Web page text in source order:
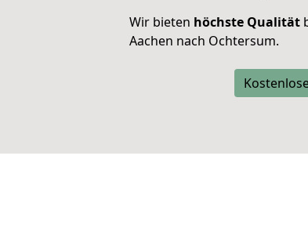
Wir bieten höchste Qualität
Aachen nach Ochtersum.